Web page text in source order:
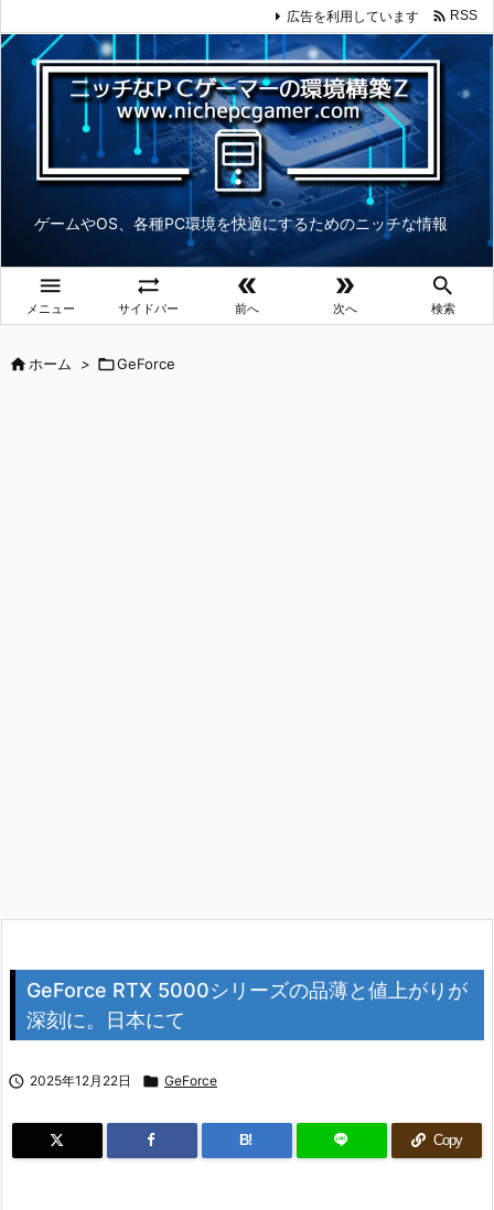
ゲームやOS、各種PC環境を快適にするためのニッチな情報

メニュー

サイドバー

前へ

次へ

検索
広告を利用しています  RSS
ホーム > GeForce
GeForce RTX 5000シリーズの品薄と値上がりが
深刻に。日本にて
 2025年12月22日  GeForce
B! Copy